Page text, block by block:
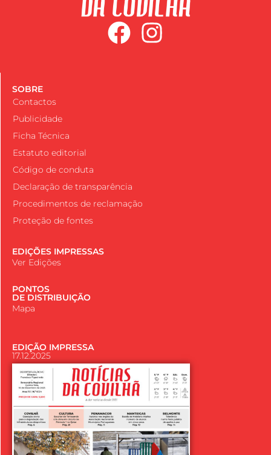
SOBRE
Contactos
Publicidade
Ficha Técnica
Estatuto editorial
Código de conduta
Declaração de transparência
Procedimentos de reclamação
Proteção de fontes
EDIÇÕES IMPRESSAS
Ver Edições
PONTOS
DE DISTRIBUIÇÃO
Mapa
EDIÇÃO IMPRESSA
17.12.2025